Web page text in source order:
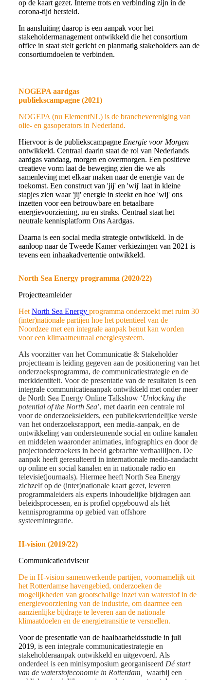
op de kaart gezet. Interne trots en verbinding zijn in de
corona-tijd hersteld.
In aansluiting daarop is een aanpak voor het
stakeholdermanagement ontwikkeld die het consortium
office in staat stelt gericht en planmatig stakeholders aan de
consortiumdoelen te verbinden.
NOGEPA aardgas
publiekscampagne (2021)
NOGEPA (nu ElementNL) is de branchevereniging van
olie- en gasoperators in Nederland.
Hiervoor is de publiekscampagne Energie voor Morgen
ontwikkeld. Centraal daarin staat de rol van Nederlands
aardgas vandaag, morgen en overmorgen. Een positieve
creatieve vorm laat de beweging zien die we als
samenleving met elkaar maken naar de energie van de
toekomst. Een construct van 'jij' en 'wij' laat in kleine
stapjes zien waar 'jij' energie in steekt en hoe 'wij' ons
inzetten voor een betrouwbare en betaalbare
energievoorziening, nu en straks. Centraal staat het
neutrale kennisplatform Ons Aardgas.
Daarna is een social media strategie ontwikkeld. In de
aanloop naar de Tweede Kamer verkiezingen van 2021 is
tevens een inhaakadvertentie ontwikkeld.
North Sea Energy programma (2020/22)
Projectteamleider
Het North Sea Energy programma onderzoekt met ruim 30
(inter)nationale partijen hoe het potentieel van de
Noordzee met een integrale aanpak benut kan worden
voor een klimaatneutraal energiesysteem.
Als voorzitter van het Communicatie & Stakeholder
projectteam is leiding gegeven aan de positionering van het
onderzoeksprogramma, de communicatiestrategie en de
merkidentiteit. Voor de presentatie van de resultaten is een
integrale communicatieaanpak ontwikkeld met onder meer
de North Sea Energy Online Talkshow ‘Unlocking the
potential of the North Sea’, met daarin een centrale rol
voor de onderzoeksleiders, een publieksvriendelijke versie
van het onderzoeksrapport, een media-aanpak, en de
ontwikkeling van ondersteunende social en online kanalen
en middelen waaronder animaties, infographics en door de
projectonderzoekers in beeld gebrachte verhaallijnen. De
aanpak heeft geresulteerd in internationale media-aandacht
op online en social kanalen en in nationale radio en
televisie(journaals). Hiermee heeft North Sea Energy
zichzelf op de (inter)nationale kaart gezet, leveren
programmaleiders als experts inhoudelijke bijdragen aan
beleidsprocessen, en is profiel opgebouwd als hét
kennisprogramma op gebied van offshore
systeemintegratie.
H-vision (2019/22)
Communicatieadviseur
De in H-vision samenwerkende partijen, voornamelijk uit
het Rotterdamse havengebied, onderzoeken de
mogelijkheden van grootschalige inzet van waterstof in de
energievoorziening van de industrie, om daarmee een
aanzienlijke bijdrage te leveren aan de nationale
klimaatdoelen en de energietransitie te versnellen.
Voor de presentatie van de haalbaarheidsstudie in juli
2019, is een integrale communicatiestrategie en
stakeholderaanpak ontwikkeld en uitgevoerd. Als
onderdeel is een minisymposium georganiseerd Dé start
van de waterstofeconomie in Rotterdam, waarbij een